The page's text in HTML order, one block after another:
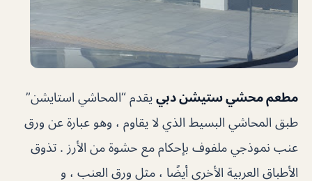
مطعم محشي ستيشن دبي يقدم “المحاشي استايشن”
طبق المحاشي البسيط الذي لا يقاوم ، وهو عبارة عن ورق
عنب نموذجي ملفوف بإحكام مع حشوة من الأرز . تذوق
الأطباق العربية الأخرى أيضًا ، مثل ورق العنب ، و